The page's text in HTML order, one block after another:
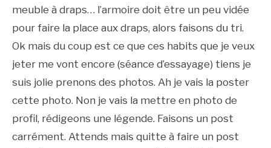
meuble à draps… l’armoire doit être un peu vidée
pour faire la place aux draps, alors faisons du tri.
Ok mais du coup est ce que ces habits que je veux
jeter me vont encore (séance d’essayage) tiens je
suis jolie prenons des photos. Ah je vais la poster
cette photo. Non je vais la mettre en photo de
profil, rédigeons une légende. Faisons un post
carrément. Attends mais quitte à faire un post